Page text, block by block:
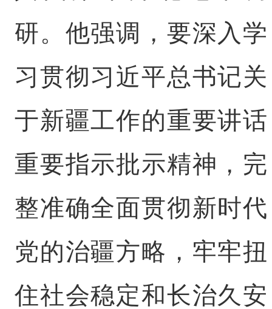
研。他强调，要深入学
习贯彻习近平总书记关
于新疆工作的重要讲话
重要指示批示精神，完
整准确全面贯彻新时代
党的治疆方略，牢牢扭
住社会稳定和长治久安